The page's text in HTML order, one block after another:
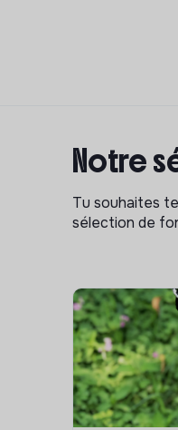
Notre
Tu souhaites
sélection de